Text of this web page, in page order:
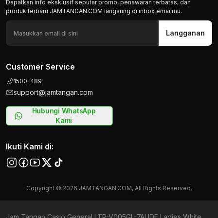
Dapatkan info eksklusif seputar promo, penawaran terbatas, dan
produk terbaru JAMTANGAN.COM langsung di inbox emailmu.
Langganan
Customer Service
1500-489
support@jamtangan.com
Hubungi WhatsApp
Kami
Ikuti Kami di:
Copyright © 2026 JAMTANGAN.COM, All Rights Reserved.